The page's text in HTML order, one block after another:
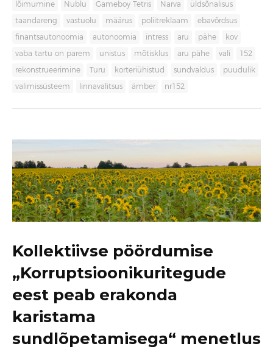
lõimumine Nublu Gameboy Tetris Narva üldsõnalisus
taandareng vastuolu määrus poliitreklaam ebavõrdsus
finantsautonoomia autonoomia intress aru pähe kov
vaba tartu on parem unistus mõtisklus aru pähe vali 152
rekonstrueerimine Turu korteriühistud sundvaldus puudulik
valimissüsteem linnavalitsus ämber nr152
Kollektiivse pöördumise
„Korruptsioonikuritegude
eest peab erakonda
karistama
sundlõpetamisega“ menetlus